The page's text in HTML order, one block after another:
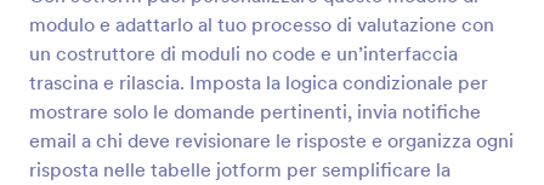
modulo e adattarlo al tuo processo di valutazione con
un costruttore di moduli no code e un’interfaccia
trascina e rilascia. Imposta la logica condizionale per
mostrare solo le domande pertinenti, invia notifiche
email a chi deve revisionare le risposte e organizza ogni
risposta nelle tabelle jotform per semplificare la